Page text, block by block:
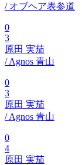
/ オブヘア表参道
0
3
原田 実茄
/ Agnos 青山
0
3
原田 実茄
/ Agnos 青山
0
4
原田 実茄